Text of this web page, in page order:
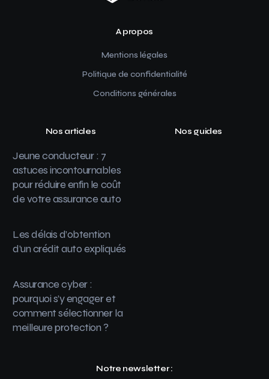
A propos
Mentions légales
Politique de confidentialité
Conditions générales
Nos articles
Jeune conducteur : 7
astuces incontournables
pour réduire enfin le coût
de votre assurance auto
Les délais d’obtention
d’un crédit auto expliqués
Assurance cyber :
pourquoi s’y engager et
comment sélectionner la
meilleure protection ?
Nos guides
Notre newsletter :